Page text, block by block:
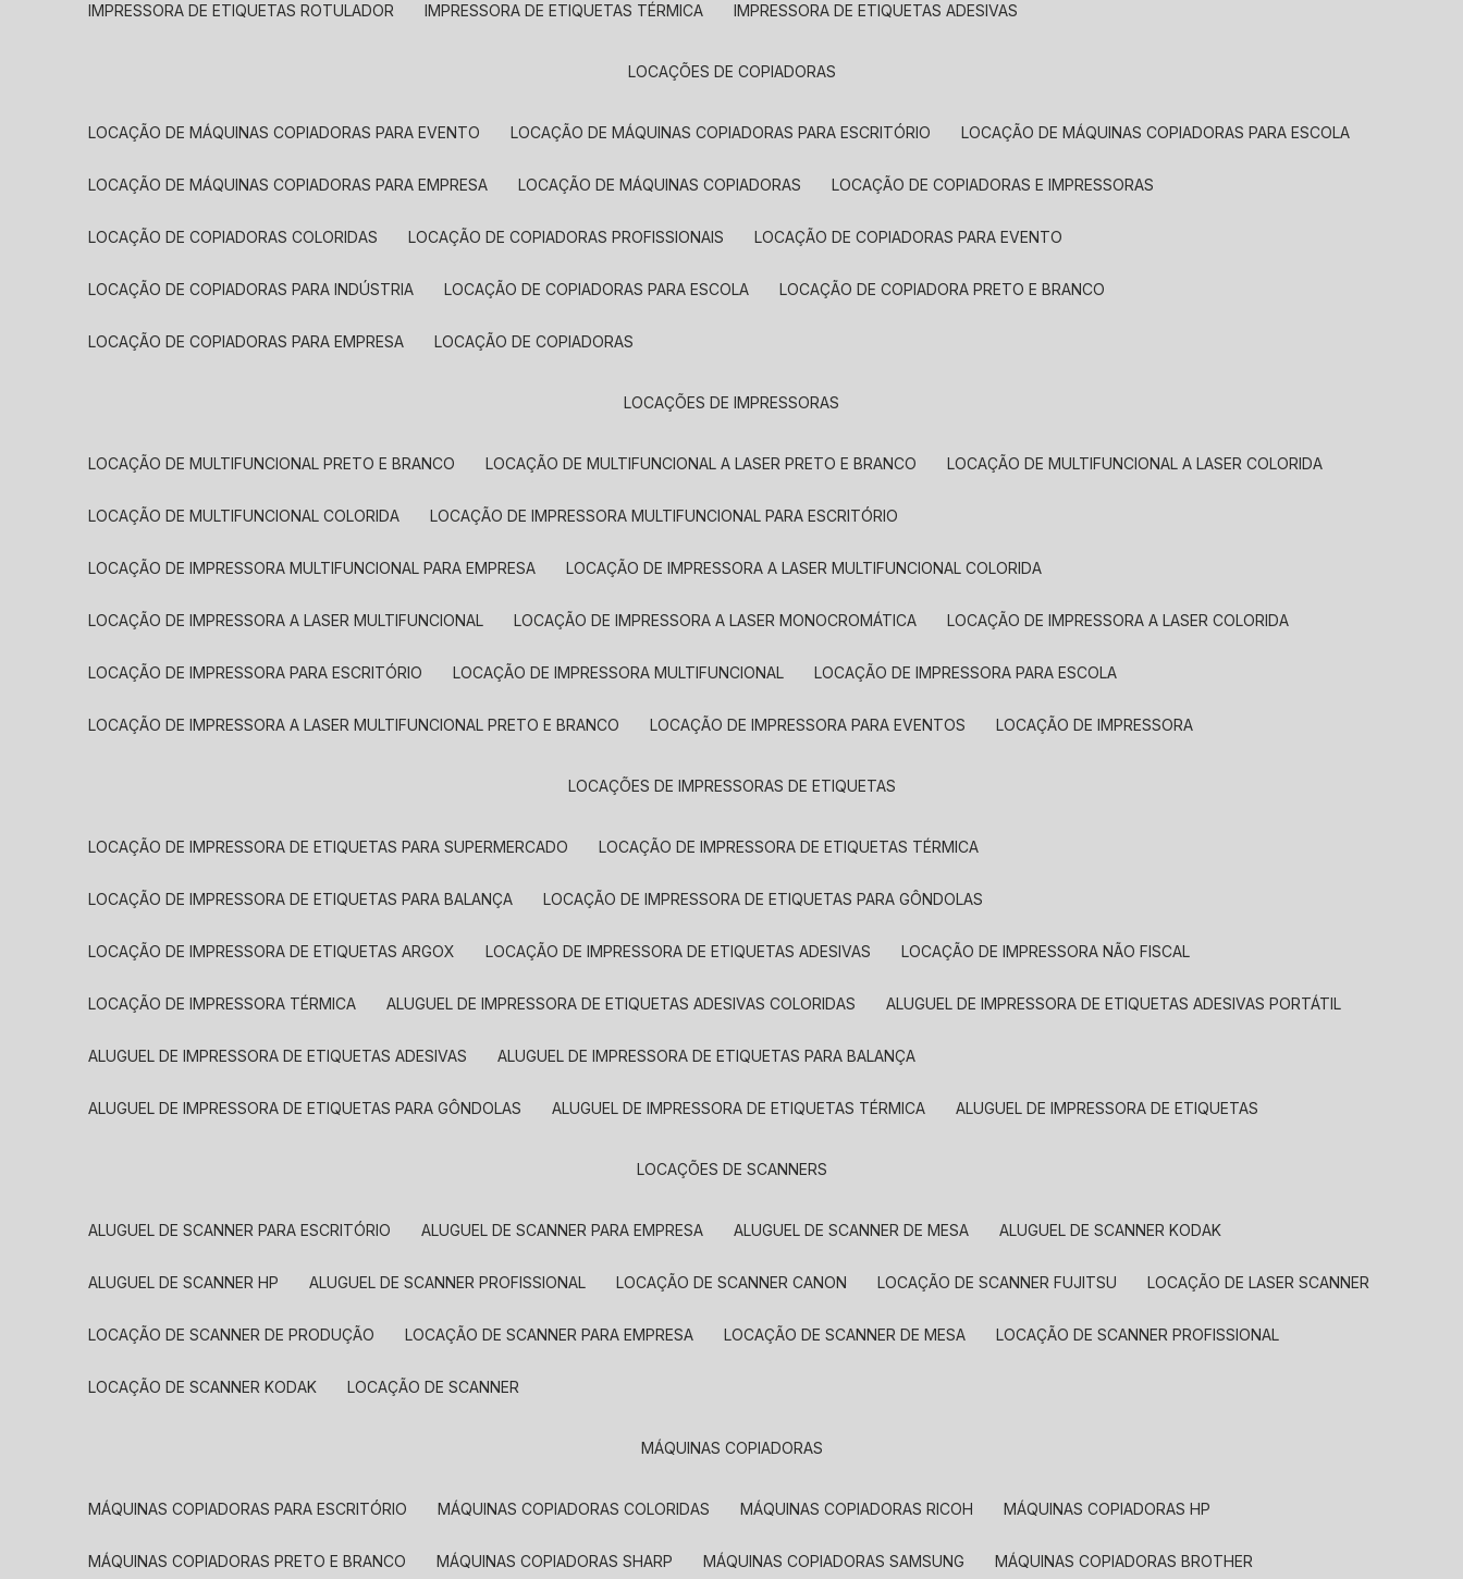
IMPRESSORA DE ETIQUETAS ROTULADOR IMPRESSORA DE ETIQUETAS TÉRMICA IMPRESSORA DE ETIQUETAS ADESIVAS
LOCAÇÕES DE COPIADORAS
LOCAÇÃO DE MÁQUINAS COPIADORAS PARA EVENTO LOCAÇÃO DE MÁQUINAS COPIADORAS PARA ESCRITÓRIO LOCAÇÃO DE MÁQUINAS COPIADORAS PARA ESCOLA
LOCAÇÃO DE MÁQUINAS COPIADORAS PARA EMPRESA LOCAÇÃO DE MÁQUINAS COPIADORAS LOCAÇÃO DE COPIADORAS E IMPRESSORAS
LOCAÇÃO DE COPIADORAS COLORIDAS LOCAÇÃO DE COPIADORAS PROFISSIONAIS LOCAÇÃO DE COPIADORAS PARA EVENTO
LOCAÇÃO DE COPIADORAS PARA INDÚSTRIA LOCAÇÃO DE COPIADORAS PARA ESCOLA LOCAÇÃO DE COPIADORA PRETO E BRANCO
LOCAÇÃO DE COPIADORAS PARA EMPRESA LOCAÇÃO DE COPIADORAS
LOCAÇÕES DE IMPRESSORAS
LOCAÇÃO DE MULTIFUNCIONAL PRETO E BRANCO LOCAÇÃO DE MULTIFUNCIONAL A LASER PRETO E BRANCO LOCAÇÃO DE MULTIFUNCIONAL A LASER COLORIDA
LOCAÇÃO DE MULTIFUNCIONAL COLORIDA LOCAÇÃO DE IMPRESSORA MULTIFUNCIONAL PARA ESCRITÓRIO
LOCAÇÃO DE IMPRESSORA MULTIFUNCIONAL PARA EMPRESA LOCAÇÃO DE IMPRESSORA A LASER MULTIFUNCIONAL COLORIDA
LOCAÇÃO DE IMPRESSORA A LASER MULTIFUNCIONAL LOCAÇÃO DE IMPRESSORA A LASER MONOCROMÁTICA LOCAÇÃO DE IMPRESSORA A LASER COLORIDA
LOCAÇÃO DE IMPRESSORA PARA ESCRITÓRIO LOCAÇÃO DE IMPRESSORA MULTIFUNCIONAL LOCAÇÃO DE IMPRESSORA PARA ESCOLA
LOCAÇÃO DE IMPRESSORA A LASER MULTIFUNCIONAL PRETO E BRANCO LOCAÇÃO DE IMPRESSORA PARA EVENTOS LOCAÇÃO DE IMPRESSORA
LOCAÇÕES DE IMPRESSORAS DE ETIQUETAS
LOCAÇÃO DE IMPRESSORA DE ETIQUETAS PARA SUPERMERCADO LOCAÇÃO DE IMPRESSORA DE ETIQUETAS TÉRMICA
LOCAÇÃO DE IMPRESSORA DE ETIQUETAS PARA BALANÇA LOCAÇÃO DE IMPRESSORA DE ETIQUETAS PARA GÔNDOLAS
LOCAÇÃO DE IMPRESSORA DE ETIQUETAS ARGOX LOCAÇÃO DE IMPRESSORA DE ETIQUETAS ADESIVAS LOCAÇÃO DE IMPRESSORA NÃO FISCAL
LOCAÇÃO DE IMPRESSORA TÉRMICA ALUGUEL DE IMPRESSORA DE ETIQUETAS ADESIVAS COLORIDAS ALUGUEL DE IMPRESSORA DE ETIQUETAS ADESIVAS PORTÁTIL
ALUGUEL DE IMPRESSORA DE ETIQUETAS ADESIVAS ALUGUEL DE IMPRESSORA DE ETIQUETAS PARA BALANÇA
ALUGUEL DE IMPRESSORA DE ETIQUETAS PARA GÔNDOLAS ALUGUEL DE IMPRESSORA DE ETIQUETAS TÉRMICA ALUGUEL DE IMPRESSORA DE ETIQUETAS
LOCAÇÕES DE SCANNERS
ALUGUEL DE SCANNER PARA ESCRITÓRIO ALUGUEL DE SCANNER PARA EMPRESA ALUGUEL DE SCANNER DE MESA ALUGUEL DE SCANNER KODAK
ALUGUEL DE SCANNER HP ALUGUEL DE SCANNER PROFISSIONAL LOCAÇÃO DE SCANNER CANON LOCAÇÃO DE SCANNER FUJITSU LOCAÇÃO DE LASER SCANNER
LOCAÇÃO DE SCANNER DE PRODUÇÃO LOCAÇÃO DE SCANNER PARA EMPRESA LOCAÇÃO DE SCANNER DE MESA LOCAÇÃO DE SCANNER PROFISSIONAL
LOCAÇÃO DE SCANNER KODAK LOCAÇÃO DE SCANNER
MÁQUINAS COPIADORAS
MÁQUINAS COPIADORAS PARA ESCRITÓRIO MÁQUINAS COPIADORAS COLORIDAS MÁQUINAS COPIADORAS RICOH MÁQUINAS COPIADORAS HP
MÁQUINAS COPIADORAS PRETO E BRANCO MÁQUINAS COPIADORAS SHARP MÁQUINAS COPIADORAS SAMSUNG MÁQUINAS COPIADORAS BROTHER